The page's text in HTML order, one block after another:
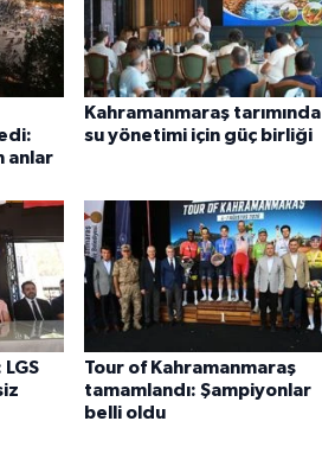
anlar
Kahramanmaraş tarımında
su yönetimi için güç birliği
Tour of Kahramanmaraş
tamamlandı: Şampiyonlar
belli oldu